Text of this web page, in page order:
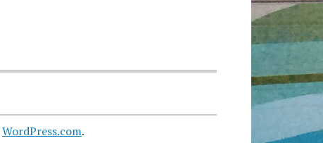
WordPress.com.